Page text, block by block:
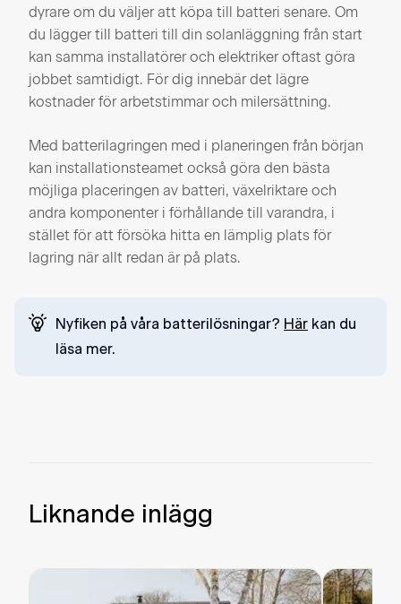
dyrare om du väljer att köpa till batteri senare. Om
du lägger till batteri till din solanläggning från start
kan samma installatörer och elektriker oftast göra
jobbet samtidigt. För dig innebär det lägre
kostnader för arbetstimmar och milersättning.
Med batterilagringen med i planeringen från början
kan installationsteamet också göra den bästa
möjliga placeringen av batteri, växelriktare och
andra komponenter i förhållande till varandra, i
stället för att försöka hitta en lämplig plats för
lagring när allt redan är på plats.
Nyfiken på våra batterilösningar? Här kan du
läsa mer.
Liknande inlägg